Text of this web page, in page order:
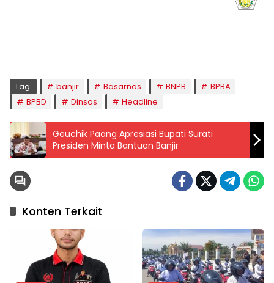
Tag: banjir Basarnas BNPB
BPBA
BPBD
Dinsos Headline
Geuchik Paang Apresiasi Bupati Surati
Presiden Minta Bantuan Banjir
Konten Terkait